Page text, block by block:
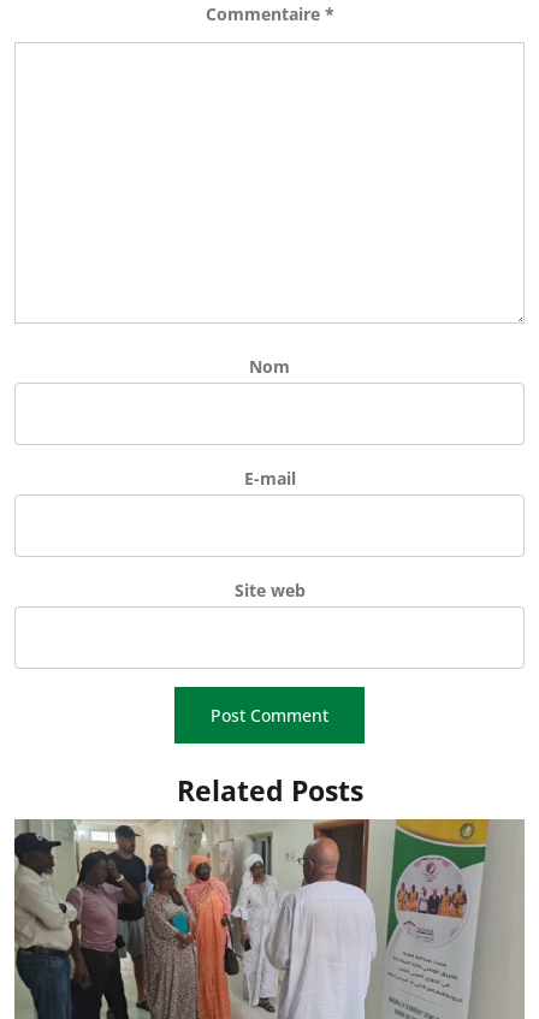
Commentaire *
Nom
E-mail
Site web
Related Posts